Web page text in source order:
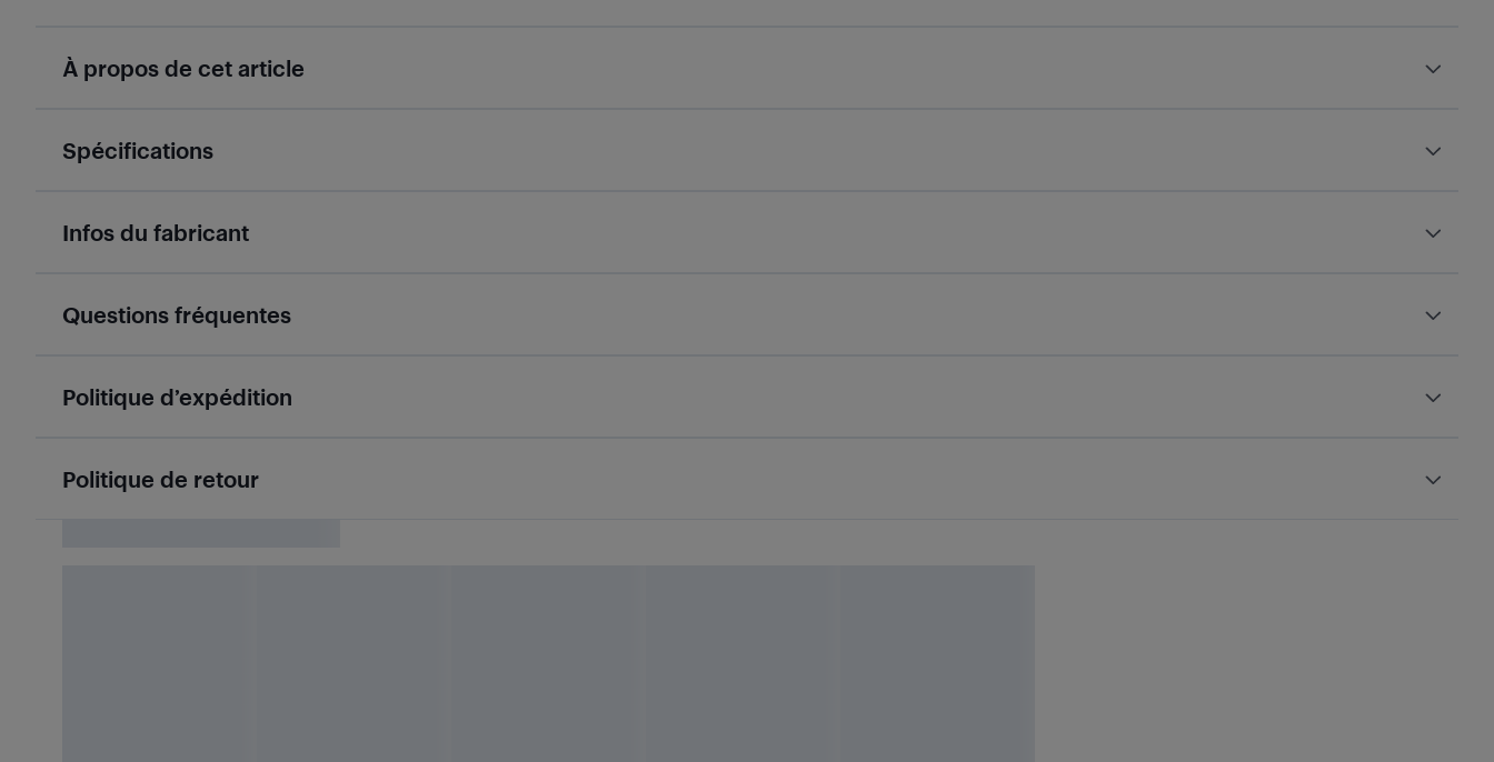
À propos de cet article
Spécifications
Infos du fabricant
Questions fréquentes
Politique d’expédition
Politique de retour